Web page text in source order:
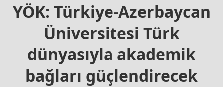
Türk
dünyasıyla
akademik
bağları
güçlendirecek
YÖK: Türkiye-Azerbaycan
Üniversitesi Türk
dünyasıyla akademik
bağları güçlendirecek